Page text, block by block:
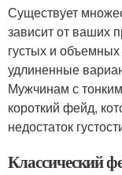
Существует
зависит от ваших
густых и
удлиненные
Мужчинам с
короткий фейд,
недостаток
Классический